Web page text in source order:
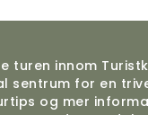
turen innom
sentrum for en
og mer